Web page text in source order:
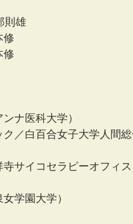
則雄
修
修
ナ医科大学）
／白百合女子大学人間総
サイコセラピーオフィス
学園大学）